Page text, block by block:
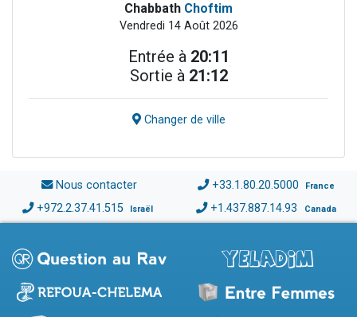
Chabbath Choftim
Vendredi 14 Août 2026
Entrée à 20:11
Sortie à 21:12
Changer de ville
Nous contacter +33.1.80.20.5000 France
+972.2.37.41.515 Israël +1.437.887.14.93 Canada